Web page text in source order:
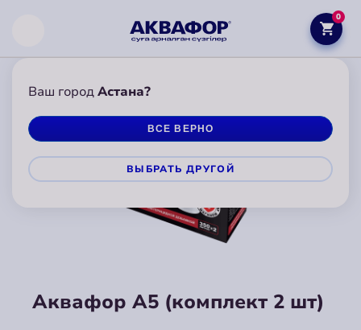
Ваш городАстана?
ВСЕ ВЕРНО
ВЫБРАТЬ ДРУГОЙ
0
Аквафор А5 (комплект 2 шт)
Аквафор А5 (комплект 2 шт)